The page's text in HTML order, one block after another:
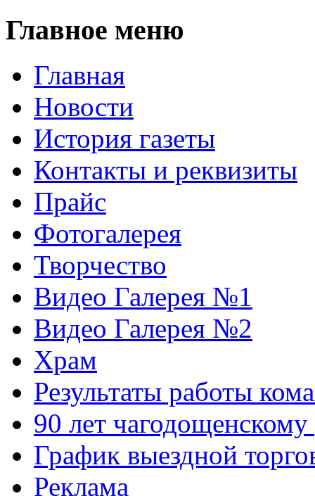
Главное меню
Главная
Новости
История газеты
Контакты и реквизиты
Прайс
Фотогалерея
Творчество
Видео Галерея №1
Видео Галерея №2
Храм
Результаты работы
90 лет
График выездной
Реклама